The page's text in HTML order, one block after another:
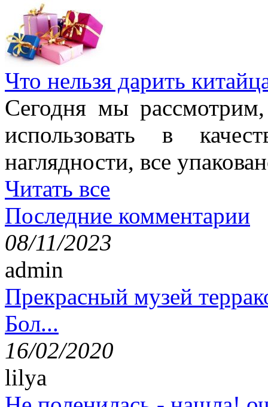
Что нельзя дарить
Сегодня мы
использовать в
наглядности, все
Читать все
Последние комментарии
08/11/2023
admin
Прекрасный музей
Бол...
16/02/2020
lilya